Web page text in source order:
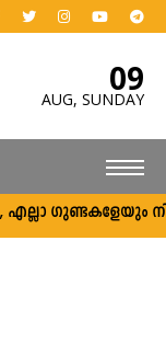
09
AUG, SUNDAY
ഗുണ്ടകളേയും